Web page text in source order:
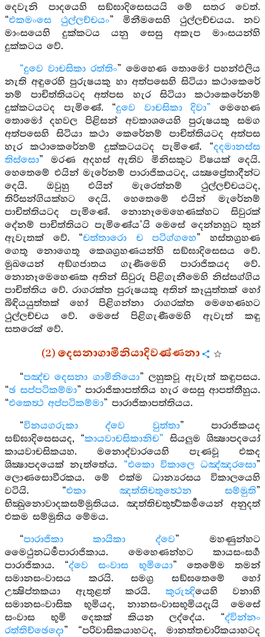
දෙවැනි පාදයෙහි සඞ්ඝාදිසෙසයයි මේ සතර වෙත්.
“එකමංසෙ ථුල්ලච්චයං” මිනීමසෙහි ථුල්ලච්චයය. නව
මාංසයෙහි දුක්කටය යනු සෙසු අකැප මාංසයන්හි
දුක්කටය වේ.
“දුවෙ වාචසිකා රත්තිං” මෙහෙණ තොමෝ පහන්ඵලිය
නැති අඳුරෙහි පුරුෂයකු හා අත්පසෙහි සිටියා කථාකෙරේ
නම් පාචිත්තියටද අත්පස හැර සිටියා කථාකෙරේනම්
දුක්කටයටද පැමිණේ. “දුවෙ වාචසිකා දිවා”මෙහෙණ
තොමෝ දහවල පිළිසන් අවකාශයෙහි පුරුෂයකු සමග
අත්පසෙහි සිටියා කථා කෙරේනම් පාචිත්තියටද අත්පස
හැර කථාකෙරේනම් දුක්කටයටද පැමිණේ. “දදමානස්ස
තිස්සො” මරණ අදහස් ඇතිව මිනිසකුට විෂයක් දෙයි.
හෙතෙමේ එයින් මැරේනම් පාරාජිකයටද, යක්‍ෂප්‍රේතාදීන්ට
දෙයි. ඔවුහු එයින් මැරෙත්නම් ථුල්ලච්චයටද,
තිරිසන්ගියක්හට දෙයි. හෙතෙමේ එයින් මැරේනම්
පාචිත්තියටද පැමිණේ. නොනෑමෙහෙණක්හට සිවුරක්
දේනම් පාචිත්තියට පැමිණේය’යි මෙසේ දෙන්නහුට තුන්
ඇවැතක් වේ. “චත්තාරො ච පටිග්ගහෙ” හස්තග්‍රහණ
ගෙතූ නොගෙතූ කෙශග්‍රහණයන්හි සඞ්ඝාදිසෙසය වේ.
මුඛයෙන් අඞ්ගජාතය ගැණීමෙහි පාරාජිකයද වේ.
නොනෑමෙහෙණක අතින් සිවුරු පිළිගැනීමෙහි නිස්සග්ගිය
පාචිත්තිය වේ. රාගරක්ත පුරුෂයකු අතින් කෑයුත්තක් හෝ
බිඳියයුත්තක් හෝ පිළිගන්නා රාගරක්ත මෙහෙණහට
ථුල්ලච්චය වේ. මෙසේ පිළිගැණීමෙහි ඇවැත් කඳු
සතරෙක් වේ.
(2) දෙසනාගාමිනියාදිවණ්ණනා
“පඤ්ච දෙසනා ගාමිනියො” ලහුකවූ ඇවැත් කඳුපසය.
“ඡ සප්පටිකම්මා” පාරාජිකාපත්තිය හැර සෙසු ආපත්තීහුය.
“එකෙත්‍ථ අප්පටිකම්මා” පාරාජිකාපත්තියය.
“විනයගරුකා ද්වෙ වුත්තා” පාරාජිකයද
සඞ්ඝාදිසෙසයද, “කායවාචසිකානිච” සියලුම ශික්‍ෂාපදයෝ
කායවාචසිකයහ. මනොද්වාරයෙහි පැණවූ එකද
ශික්‍ෂාපදයෙක් නැත්තේය. “එකො විකාලෙ ධඤ්ඤරසො”
ලොණසොවීරකය. මේ එක්ම ධාන්‍යරසය විකාලයෙහි
වටියි. “එකා ඤත්තිචතුත්‍ථෙන සම්මුති”
භික්‍ඛුනොවාදකසම්මුතියය. ඤත්තිචතුර්‍ත්‍ථකර්‍මයෙන් අනුදත්
එකම සම්මුතිය මේමය.
“පාරාජිකා කායිකා ද්වෙ” මහණුන්හට
මෛථුනධර්‍මපාරාජිකාය. මෙහෙණන්හට කායසංසර්‍ග
පාරාජිකාය. “ද්වෙ සංවාස භූමියො” තෙමේම තමන්
සමානසංවාසය කරයි. සමග්‍ර සඞ්ඝතෙමේ හෝ
උක්‍ෂිප්තකයා ඇතුළත් කරයි. කුරුන්‍දියෙහි වනාහි
සමානසංවාසික භූමියද, නානසංවාසභූමියදැයි මෙසේ
සංවාස භූමි දෙකක් කියන ලද්දේය. “ද්වින්නං
රත්තිච්ඡෙදො” “පරිවාසිකයාහටද, මානත්තචාරිකයාහටද